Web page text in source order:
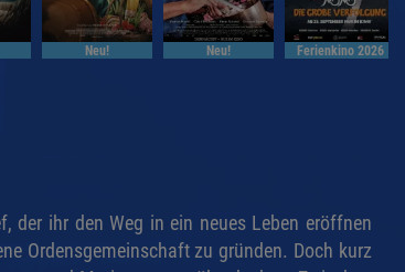
Neu! Neu! Ferienkino 2026
der ihr den Weg in ein neues Leben eröffnen
Ordensgemeinschaft zu gründen. Doch kurz